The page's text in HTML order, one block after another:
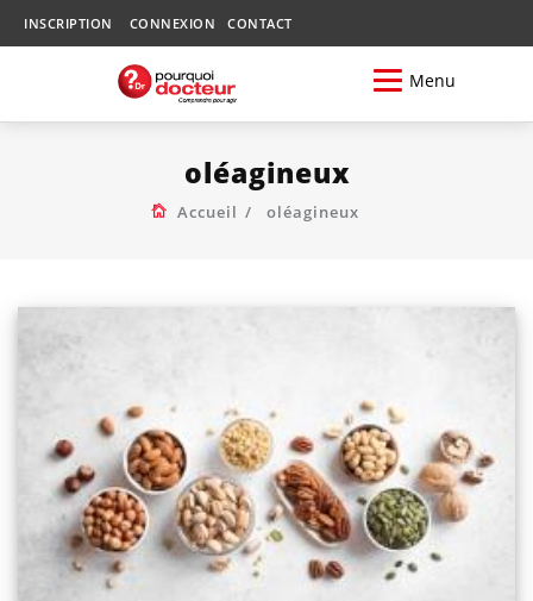
INSCRIPTION CONNEXION CONTACT
Menu
oléagineux
Accueil oléagineux